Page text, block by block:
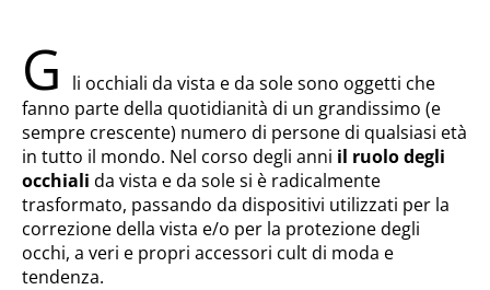
G
li occhiali da vista e da sole sono oggetti che
fanno parte della quotidianità di un grandissimo (e
sempre crescente) numero di persone di qualsiasi età
in tutto il mondo. Nel corso degli anni il ruolo degli
occhiali da vista e da sole si è radicalmente
trasformato, passando da dispositivi utilizzati per la
correzione della vista e/o per la protezione degli
occhi, a veri e propri accessori cult di moda e
tendenza.